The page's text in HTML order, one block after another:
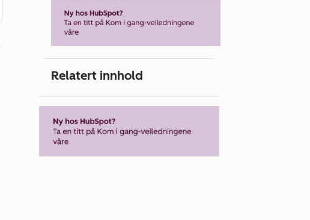
Relatert innhold